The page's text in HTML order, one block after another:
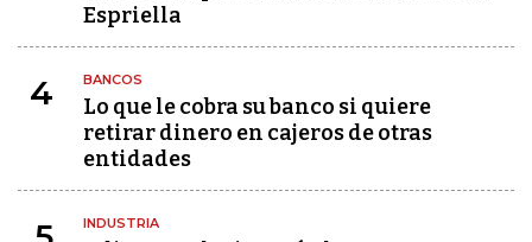
Espriella
4 BANCOS
Lo que le cobra su banco si quiere
retirar dinero en cajeros de otras
entidades
INDUSTRIA